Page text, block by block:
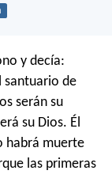
y decía:
santuario de
serán su
su Dios. Él
habrá muerte
las primeras